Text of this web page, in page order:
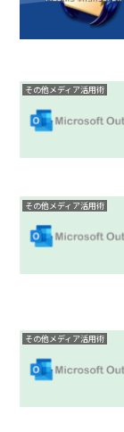
その他メディア活用術
その他メディア活用術
その他メディア活用術